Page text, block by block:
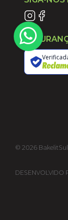
© 2026BakelitSul
DESENVOLVIDO